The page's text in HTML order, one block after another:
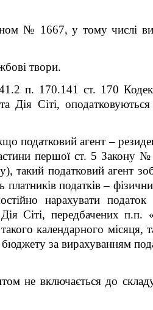
№ 1667, у тому числі
твори.
1 .2 п. 170.141 ст. 170
Дія Сіті,
податковий агент –
першої ст. 5 Закону
такий податковий агент
податків –
нарахувати податок
Сіті, передбачених
календарного місяця,
за вирахуванням
не включається до